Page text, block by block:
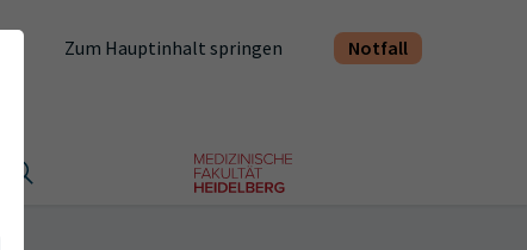
Zum Hauptinhalt springen Notfall